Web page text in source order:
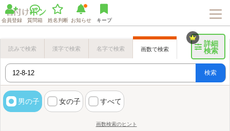
会員登録 質問箱 姓名判断 お知らせ キープ
詳細
検索
読みで検索 漢字で検索 名字で検索 画数で検索
検索
男の子 女の子 すべて
画数検索のヒント